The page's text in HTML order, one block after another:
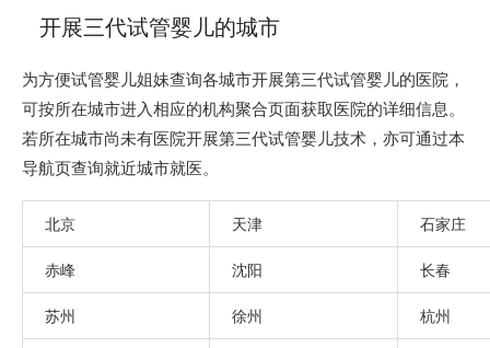
开展三代试管婴儿的城市
为方便试管婴儿姐妹查询各城市开展第三代试管婴儿的医院，
可按所在城市进入相应的机构聚合页面获取医院的详细信息。
若所在城市尚未有医院开展第三代试管婴儿技术，亦可通过本
导航页查询就近城市就医。
北京 天津 石家庄
赤峰 沈阳 长春
苏州 徐州 杭州